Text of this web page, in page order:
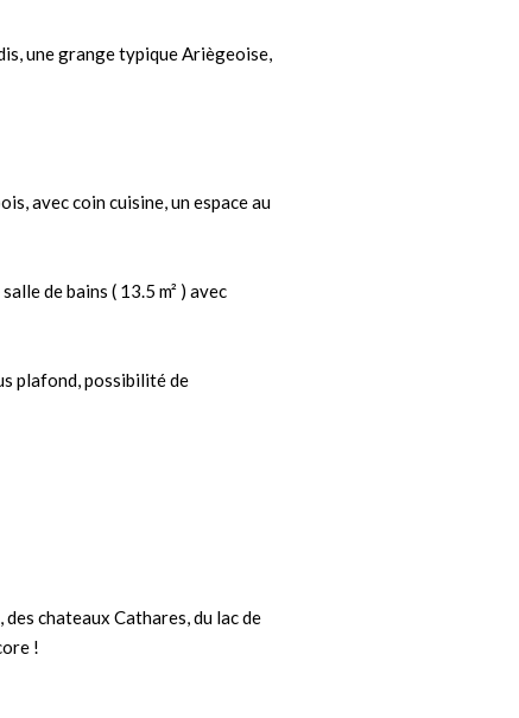
une grange typique Ariègeoise,
avec coin cuisine, un espace au
de bains ( 13.5 m² ) avec
plafond, possibilité de
chateaux Cathares, du lac de
!